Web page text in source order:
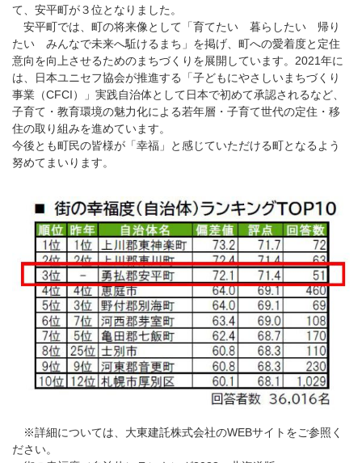
て、安平町が３位となりました。
安平町では、町の将来像として「育てたい 暮らしたい 帰り
たい みんなで未来へ駈けるまち」を掲げ、町への愛着度と定住
意向を向上させるためのまちづくりを展開しています。2021年に
は、日本ユニセフ協会が推進する「子どもにやさしいまちづくり
事業（CFCI）」実践自治体として日本で初めて承認されるなど、
子育て・教育環境の魅力化による若年層・子育て世代の定住・移
住の取り組みを進めています。
今後とも町民の皆様が「幸福」と感じていただける町となるよう
努めてまいります。
※詳細については、大東建託株式会社のWEBサイトをご参照く
ださい。